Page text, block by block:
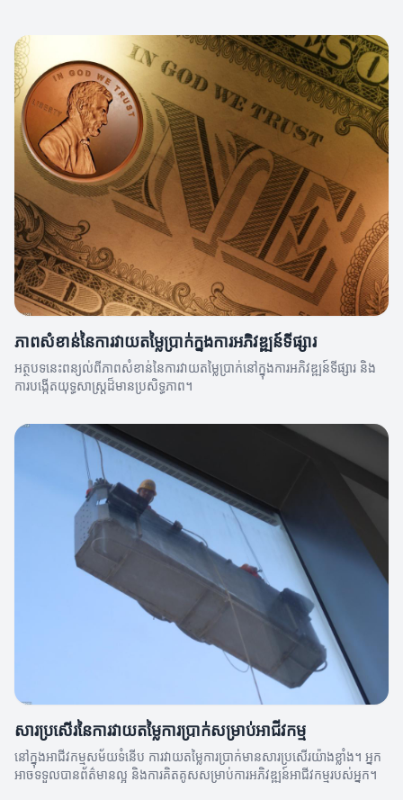
ភាពសំខាន់នៃការវាយតម្លៃប្រាក់ក្នុងការអភិវឌ្ឍន៍ទីផ្សារ
អត្ថបទនេះពន្យល់ពីភាពសំខាន់នៃការវាយតម្លៃប្រាក់នៅក្នុងការអភិវឌ្ឍន៍ទីផ្សារ និង
ការបង្កើតយុទ្ធសាស្ត្រដ៏មានប្រសិទ្ធភាព។
សារប្រសើរនៃការវាយតម្លៃការប្រាក់សម្រាប់អាជីវកម្ម
នៅក្នុងអាជីវកម្មសម័យទំនើប ការវាយតម្លៃការប្រាក់មានសារប្រសើរយ៉ាងខ្លាំង។ អ្នក
អាចទទួលបានព័ត៌មានល្អ និងការគិតគូសសម្រាប់ការអភិវឌ្ឍន៍អាជីវកម្មរបស់អ្នក។